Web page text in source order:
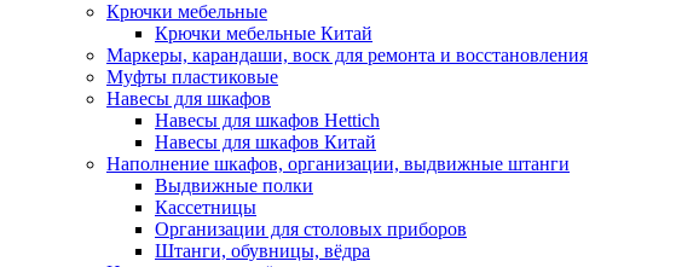
Крючки мебельные
Крючки мебельные Китай
Маркеры, карандаши, воск для ремонта и восстановления
Муфты пластиковые
Навесы для шкафов
Навесы для шкафов Hettich
Навесы для шкафов Китай
Наполнение шкафов, организации, выдвижные штанги
Выдвижные полки
Кассетницы
Организации для столовых приборов
Штанги, обувницы, вёдра